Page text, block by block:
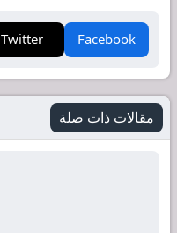
Facebook
Twitter
مقالات ذات صلة